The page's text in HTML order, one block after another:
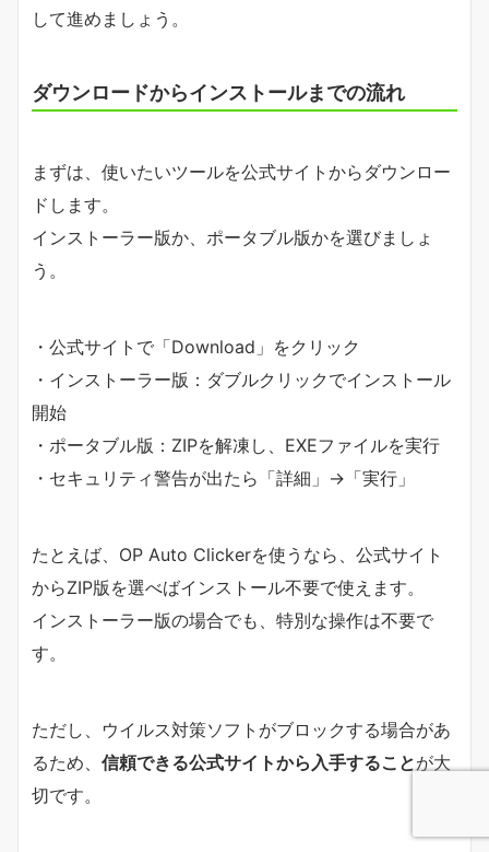
して進めましょう。
ダウンロードからインストールまでの流れ
まずは、使いたいツールを公式サイトからダウンロー
ドします。
インストーラー版か、ポータブル版かを選びましょ
う。
・公式サイトで「Download」をクリック
・インストーラー版：ダブルクリックでインストール
開始
・ポータブル版：ZIPを解凍し、EXEファイルを実行
・セキュリティ警告が出たら「詳細」→「実行」
たとえば、OP Auto Clickerを使うなら、公式サイト
からZIP版を選べばインストール不要で使えます。
インストーラー版の場合でも、特別な操作は不要で
す。
ただし、ウイルス対策ソフトがブロックする場合があ
るため、 信頼できる公式サイトから入手することが大
切です。